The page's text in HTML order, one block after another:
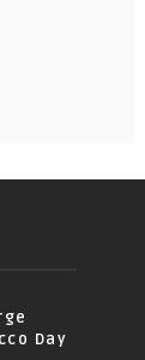
Day